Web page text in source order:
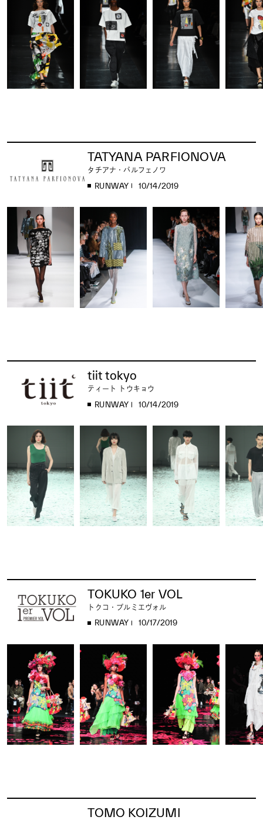
TATYANA PARFIONOVA
タチアナ・パルフェノワ
RUNWAY 10/14/2019
tiit tokyo
ティート トウキョウ
RUNWAY 10/14/2019
TOKUKO 1er VOL
トクコ・プルミエヴォル
RUNWAY 10/17/2019
TOMO KOIZUMI